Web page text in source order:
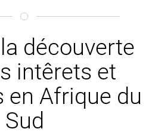
découverte
intêrets et
en Afrique du
Sud